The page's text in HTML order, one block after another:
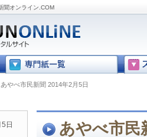
聞オンライン.COM
あやべ市民新聞 2014年2月5日
あやべ市民